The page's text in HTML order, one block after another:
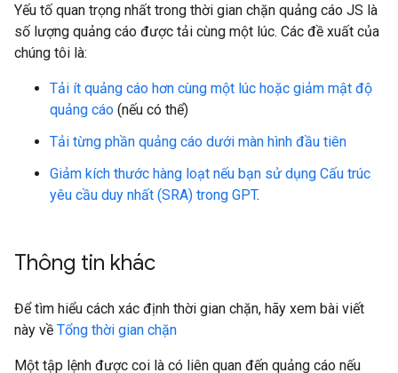
Yếu tố quan trọng nhất trong thời gian chặn quảng cáo JS là
số lượng quảng cáo được tải cùng một lúc. Các đề xuất của
chúng tôi là:
Tải ít quảng cáo hơn cùng một lúc hoặc giảm mật độ
quảng cáo (nếu có thể)
Tải từng phần quảng cáo dưới màn hình đầu tiên
Giảm kích thước hàng loạt nếu bạn sử dụng Cấu trúc
yêu cầu duy nhất (SRA) trong GPT.
Thông tin khác
Để tìm hiểu cách xác định thời gian chặn, hãy xem bài viết
này về Tổng thời gian chặn
Một tập lệnh được coi là có liên quan đến quảng cáo nếu